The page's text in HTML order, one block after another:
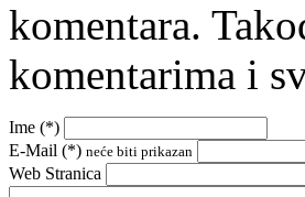
komentara.
komentarima i
Ime (*)
E-Mail (*) neće biti prikazan
Web Stranica